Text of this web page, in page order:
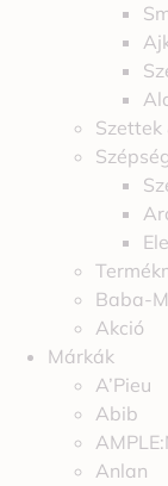
Szettek
Baba-
Akció
Márkák
A’Pieu
Abib
Anlan